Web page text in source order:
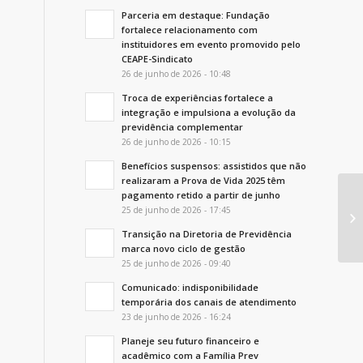
Parceria em destaque: Fundação
fortalece relacionamento com
instituidores em evento promovido pelo
CEAPE-Sindicato
26 de junho de 2026 - 10:48
Troca de experiências fortalece a
integração e impulsiona a evolução da
previdência complementar
26 de junho de 2026 - 10:15
Benefícios suspensos: assistidos que não
realizaram a Prova de Vida 2025 têm
pagamento retido a partir de junho
25 de junho de 2026 - 17:45
Transição na Diretoria de Previdência
marca novo ciclo de gestão
25 de junho de 2026 - 09:40
Comunicado: indisponibilidade
temporária dos canais de atendimento
23 de junho de 2026 - 16:24
Planeje seu futuro financeiro e
acadêmico com a Família Prev